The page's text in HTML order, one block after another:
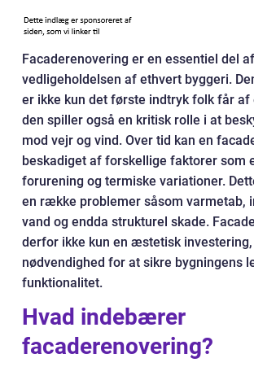
Facaderenovering er en essentiel del af
vedligeholdelsen af ethvert byggeri.
er ikke kun det første indtryk folk får af
den spiller også en kritisk rolle i at
mod vejr og vind. Over tid kan en
beskadiget af forskellige faktorer som
forurening og termiske variationer.
en række problemer såsom varmetab,
vand og endda strukturel skade.
derfor ikke kun en æstetisk investering,
nødvendighed for at sikre bygningens
funktionalitet.
Hvad indebærer
facaderenovering?